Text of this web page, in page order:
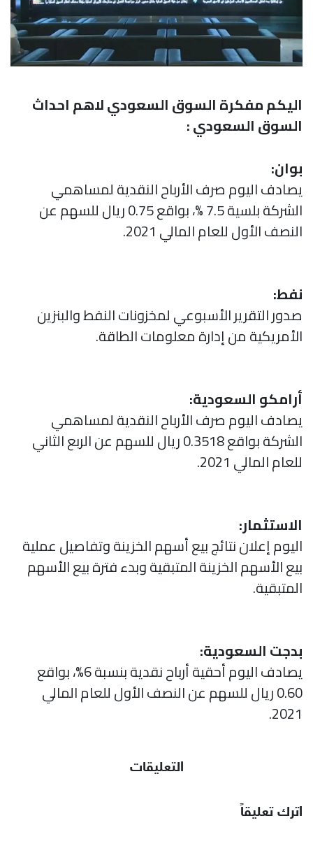
اليكم مفكرة السوق السعودي لاهم احداث
السوق السعودي :
بوان:
يصادف اليوم صرف الأرباح النقدية لمساهمي
الشركة بلسية 7.5 %، بواقع 0.75 ريال للسهم عن
النصف الأول للعام المالي 2021.
نفط:
صدور التقرير الأسبوعي لمخزونات النفط والبنزين
الأمريكية من إدارة معلومات الطاقة.
أرامكو السعودية:
يصادف اليوم صرف الأرباح النقدية لمساهمي
الشركة بواقع 0.3518 ريال للسهم عن الربع الثاني
للعام المالي 2021.
الاستثمار:
اليوم إعلان نتائج بيع أسهم الخزينة وتفاصيل عملية
بيع الأسهم الخزينة المتبقية وبدء فترة بيع الأسهم
المتبقية.
بدجت السعودية:
يصادف اليوم أحقية أرباح نقدية بنسبة 6%، بواقع
0.60 ريال للسهم عن النصف الأول للعام المالي
2021.
التعليقات
اترك تعليقاً